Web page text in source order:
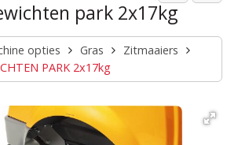
park 2x17kg
opties Gras
Zitmaaiers
PARK 2x17kg